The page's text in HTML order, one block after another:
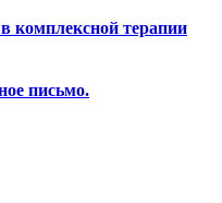
комплексной терапии
письмо.